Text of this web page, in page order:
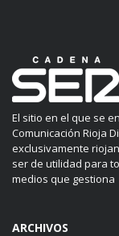
El sitio en el que se
Comunicación Rioja
exclusivamente
ser de utilidad para
medios que gestiona
ARCHIVOS